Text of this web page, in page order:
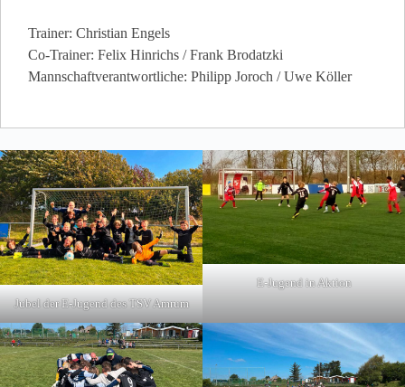
Trainer: Christian Engels
Co-Trainer: Felix Hinrichs / Frank Brodatzki
Mannschaftverantwortliche: Philipp Joroch / Uwe Köller
Jubel der E-Jugend des TSV Amrum
E-Jugend in Aktion